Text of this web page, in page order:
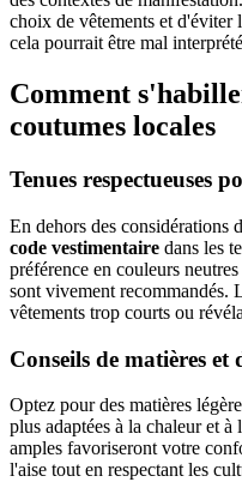
choix de vêtements et d'éviter
cela pourrait être mal
Comment
coutumes locales
Tenues respectueuses
En dehors des considérations
code vestimentaire dans les
préférence en couleurs
sont vivement recommandés.
vêtements trop courts ou
Conseils de matières et
Optez pour des matières
plus adaptées à la chaleur et
amples favoriseront votre
l'aise tout en respectant les